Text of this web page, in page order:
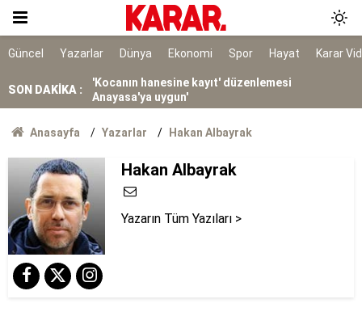
Güncel Yazarlar Dünya Ekonomi Spor Hayat Karar
SON DAKİKA :
Süreç yasası bugün Genel Kurul'a geliyor
Anayasa'ya uygun'
Cansever, son yolculuğuna uğurlanacak
At yarışında feci kaza: 1 jokey yaralı, 2 at öldü
TBMM'den yeni haklar müjdesi: Şehit aileleri ve
gazi maaşları ne kadar oldu? Kimlere yeni aylık
bağlanacak?
YENİ Parti'den Merkez Yönetim Kurulu toplantısı
kararı
6.500 tonluk hasatta hız kesilmiyor!
Anasayfa Yazarlar Hakan Albayrak
Hakan Albayrak
Yazarın Tüm Yazıları >